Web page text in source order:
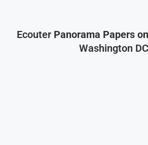
Ecouter Panorama Papers
Washington DC